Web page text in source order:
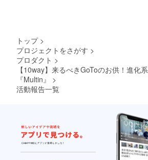
トップ >
プロジェクトをさがす >
プロダクト >
【10way】来るべきGoToのお供！進化
『Multin』
>
活動報告一覧